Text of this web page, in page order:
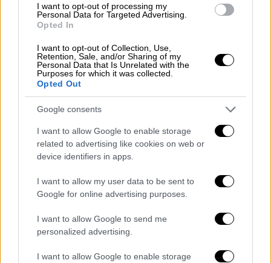
I want to opt-out of processing my
Personal Data for Targeted Advertising.
Opted In
I want to opt-out of Collection, Use,
Retention, Sale, and/or Sharing of my
Personal Data that Is Unrelated with the
Purposes for which it was collected.
Opted Out
Google consents
I want to allow Google to enable storage
related to advertising like cookies on web or
device identifiers in apps.
I want to allow my user data to be sent to
Google for online advertising purposes.
I want to allow Google to send me
personalized advertising.
I want to allow Google to enable storage
τη ζωή του, δεκάδες άλλοι τραυματίστηκαν,
σπίτια κάηκαν και χιλιάδες στρέμματα
πρασίνου άλλαξαν χρώμα και μορφή! Οι
συνεχείς παρουσίες καύσωνα, ο απών
χειμώνας και η παρατεταμένη ζέστη από τις
αρχές Μαΐου μέχρι τώρα είχαν στεγνώσει το
έδαφος στα δάση που είχαν απομείνει στα
βουνά της Ανατολικής Αττικής και είχαν
δημιουργήσει τις κατάλληλες συνθήκες για
καταστροφική πυρκαγιά.